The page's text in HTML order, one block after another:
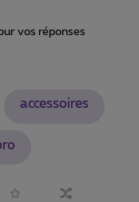
vos réponses
accessoires